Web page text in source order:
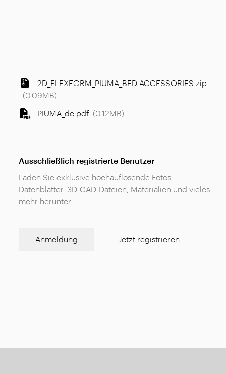
2D_FLEXFORM_PIUMA_BED ACCESSORIES.zip
(0.09MB)
PIUMA_de.pdf (0.12MB)
Ausschließlich registrierte Benutzer
Laden Sie exklusive hochauflösende Fotos,
Datenblätter, 3D-CAD-Dateien, Materialien und vieles
mehr herunter.
Anmeldung Jetzt registrieren